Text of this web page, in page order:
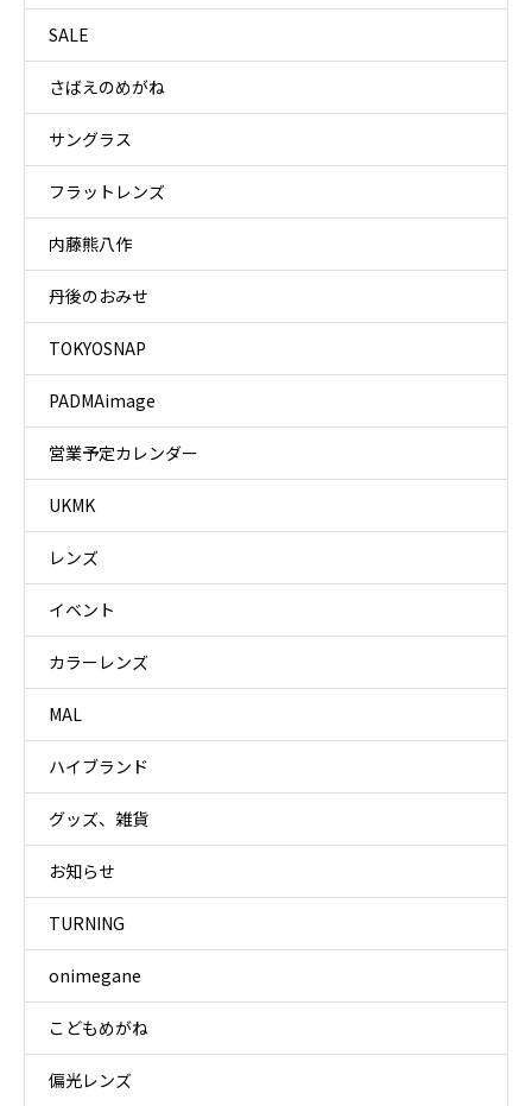
SALE
さばえのめがね
サングラス
フラットレンズ
内藤熊八作
丹後のおみせ
TOKYOSNAP
PADMAimage
営業予定カレンダー
UKMK
レンズ
イベント
カラーレンズ
MAL
ハイブランド
グッズ、雑貨
お知らせ
TURNING
onimegane
こどもめがね
偏光レンズ